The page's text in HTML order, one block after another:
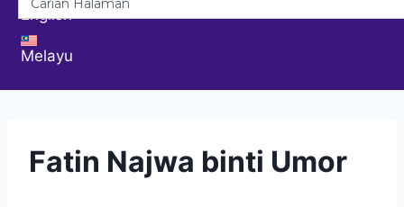
English
Melayu
Fatin Najwa binti Umor